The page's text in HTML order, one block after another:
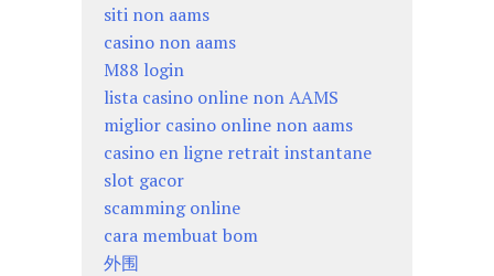
siti non aams
casino non aams
M88 login
lista casino online non AAMS
miglior casino online non aams
casino en ligne retrait instantane
slot gacor
scamming online
cara membuat bom
外围